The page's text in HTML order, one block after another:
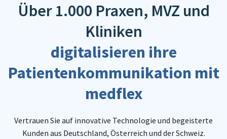
Über 1.000 Praxen, MVZ und
Kliniken
digitalisieren ihre
Patientenkommunikation mit
medflex​
Vertrauen Sie auf innovative Technologie und begeisterte
Kunden aus Deutschland, Österreich und der Schweiz.